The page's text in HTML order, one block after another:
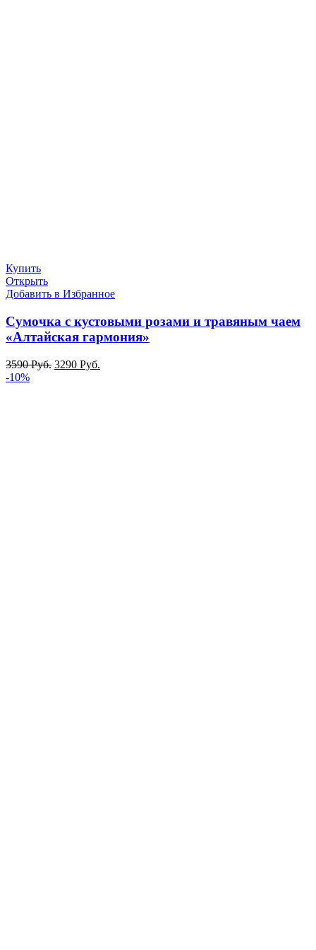
Купить
Открыть
Добавить в Избранное
Сумочка с кустовыми розами и травяным чаем
«Алтайская гармония»
3590Руб. 3290 Руб.
-10%